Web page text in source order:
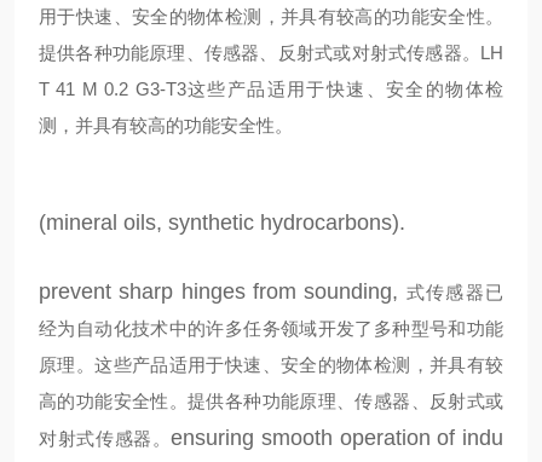
用于快速、安全的物体检测，并具有较高的功能安全性。
提供各种功能原理、传感器、反射式或对射式传感器。 LH
T 41 M 0.2 G3-T3这些产品适用于快速、安全的物体检
测，并具有较高的功能安全性。
(mineral oils, synthetic hydrocarbons).
prevent sharp hinges from sounding, 式传感器已
经为自动化技术中的许多任务领域开发了多种型号和功能
原理。这些产品适用于快速、安全的物体检测，并具有较
高的功能安全性。提供各种功能原理、传感器、反射式或
对射式传感器。ensuring smooth operation of indu